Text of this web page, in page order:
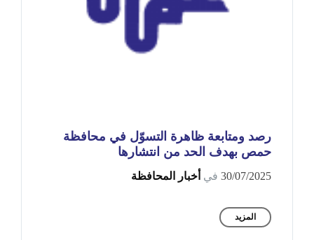
رصد ومتابعة ظاهرة التسوّل في محافظة
حمص بهدف الحد من انتشارها
30/07/2025 في أخبار المحافظة
المزيد